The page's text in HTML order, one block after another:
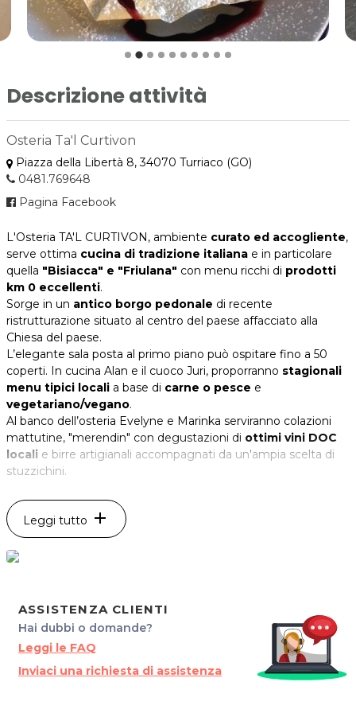
Descrizione attività
Osteria Ta'l Curtivon
Piazza della Libertà 8, 34070 Turriaco (GO)
0481.769648
Pagina Facebook
L'Osteria TA'L CURTIVON, ambiente curato ed accogliente,
serve ottima cucina di tradizione italiana e in particolare
quella "Bisiacca" e "Friulana" con menu ricchi di prodotti
km 0 eccellenti.
Sorge in un antico borgo pedonale di recente
ristrutturazione situato al centro del paese affacciato alla
Chiesa del paese.
L’elegante sala posta al primo piano può ospitare fino a 50
coperti. In cucina Alan e il cuoco Juri, proporranno stagionali
menu tipici locali a base di carne o pesce e
vegetariano/vegano.
Al banco dell’osteria Evelyne e Marinka serviranno colazioni
mattutine, "merendin" con degustazioni di ottimi vini DOC
locali e birre artigianali accompagnati da un'ampia scelta di
stuzzichini.
accomodarsi nella bella stagione.
Osteria TA'L CURTIVON: un locale curato e accogliente, per
piacevoli serata tra amici o in famiglia
ORARI
Dal Lunedì alla Domenica: 7.30 - 15.00 / 17.00 - 22.00
Osteria TA'L CURTIVON
Leggi tutto add
ASSISTENZA CLIENTI
Hai dubbi o domande?
Leggi le FAQ
Inviaci una richiesta di assistenza